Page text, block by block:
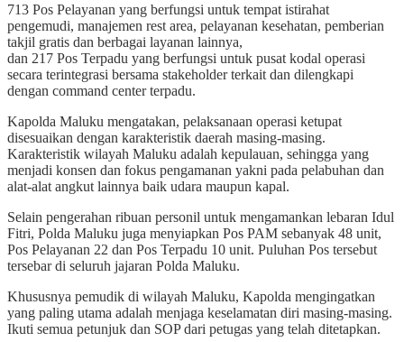
713 Pos Pelayanan yang berfungsi untuk tempat istirahat
pengemudi, manajemen rest area, pelayanan kesehatan, pemberian
takjil gratis dan berbagai layanan lainnya,
dan 217 Pos Terpadu yang berfungsi untuk pusat kodal operasi
secara terintegrasi bersama stakeholder terkait dan dilengkapi
dengan command center terpadu.
Kapolda Maluku mengatakan, pelaksanaan operasi ketupat
disesuaikan dengan karakteristik daerah masing-masing.
Karakteristik wilayah Maluku adalah kepulauan, sehingga yang
menjadi konsen dan fokus pengamanan yakni pada pelabuhan dan
alat-alat angkut lainnya baik udara maupun kapal.
Selain pengerahan ribuan personil untuk mengamankan lebaran Idul
Fitri, Polda Maluku juga menyiapkan Pos PAM sebanyak 48 unit,
Pos Pelayanan 22 dan Pos Terpadu 10 unit. Puluhan Pos tersebut
tersebar di seluruh jajaran Polda Maluku.
Khususnya pemudik di wilayah Maluku, Kapolda mengingatkan
yang paling utama adalah menjaga keselamatan diri masing-masing.
Ikuti semua petunjuk dan SOP dari petugas yang telah ditetapkan.